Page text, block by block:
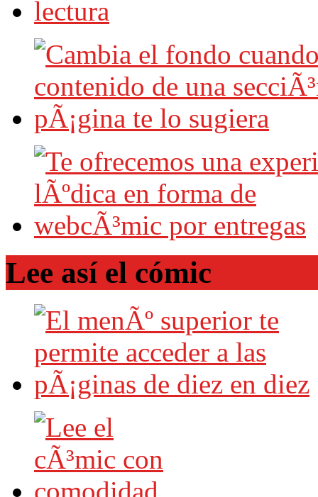
Lee así el cómic